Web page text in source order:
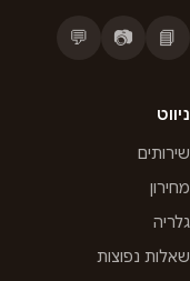
📘
📷
💬
ניווט
שירותים
מחירון
גלריה
שאלות נפוצות